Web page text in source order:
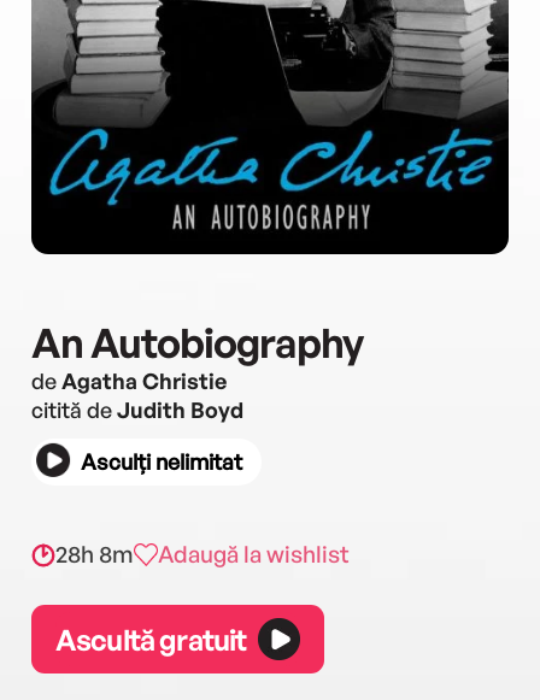
An Autobiography
deAgatha Christie
citită deJudith Boyd
Asculți nelimitat
28h 8m Adaugă la wishlist
Ascultă gratuit